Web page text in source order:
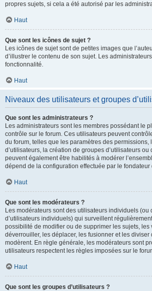
propres sujets, si cela a été autorisé par les
Haut
Que sont les icônes de sujet ?
Les icônes de sujet sont de petites images que
d’illustrer le contenu de son sujet. Les
fonctionnalité.
Haut
Niveaux des utilisateurs et groupes
Que sont les administrateurs ?
Les administrateurs sont les membres possédant le
contrôle sur le forum. Ces utilisateurs peuvent
du forum, telles que les paramètres des permissions,
d’utilisateurs, la création de groupes d’utilisateurs ou
peuvent également être habilités à modérer
dépend de la configuration effectuée par le fondateur
Haut
Que sont les modérateurs ?
Les modérateurs sont des utilisateurs individuels (ou
d’utilisateurs individuels) qui surveillent
possibilité de modifier ou de supprimer les sujets, les
déverrouiller, les déplacer, les fusionner et les diviser
modèrent. En règle générale, les modérateurs sont
utilisateurs respectent les règles imposées sur le
Haut
Que sont les groupes d’utilisateurs ?